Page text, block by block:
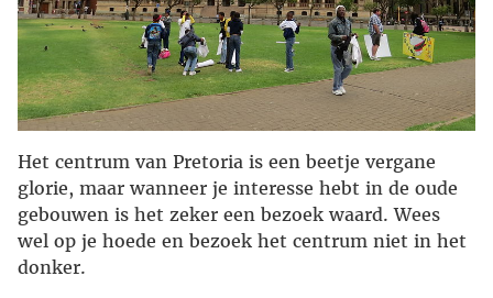
Het centrum van Pretoria is een beetje vergane
glorie, maar wanneer je interesse hebt in de oude
gebouwen is het zeker een bezoek waard. Wees
wel op je hoede en bezoek het centrum niet in het
donker.